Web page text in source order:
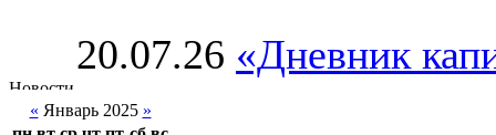
20.07.26 «Дневник
« Январь 2025 »